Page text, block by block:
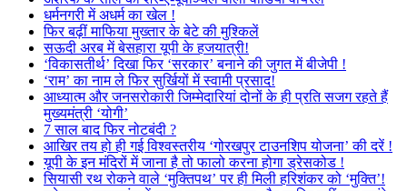
धर्मनगरी में अधर्म का खेल !
फिर बढ़ीं माफिया मुख्तार के बेटे की मुश्किलें
सऊदी अरब में बेसहारा यूपी के हजयात्री!
‘विकासतीर्थ’ दिखा फिर ‘सरकार’ बनाने की जुगत में बीजेपी !
‘राम’ का नाम ले फिर सुर्खियों में स्वामी प्रसाद!
आध्यात्म और जनसरोकारी जिम्मेदारियां दोनों के ही प्रति सजग रहते हैं
मुख्यमंत्री ‘योगी’
7 साल बाद फिर नोटबंदी ?
आखिर तय हो ही गई विश्वस्तरीय ‘गोरखपुर टाउनशिप योजना’ की दरें !
यूपी के इन मंदिरों में जाना है तो फालो करना होगा ड्रेसकोड !
सियासी रथ रोकने वाले ‘मुक्तिपथ’ पर ही मिली हरिशंकर को ‘मुक्ति’!